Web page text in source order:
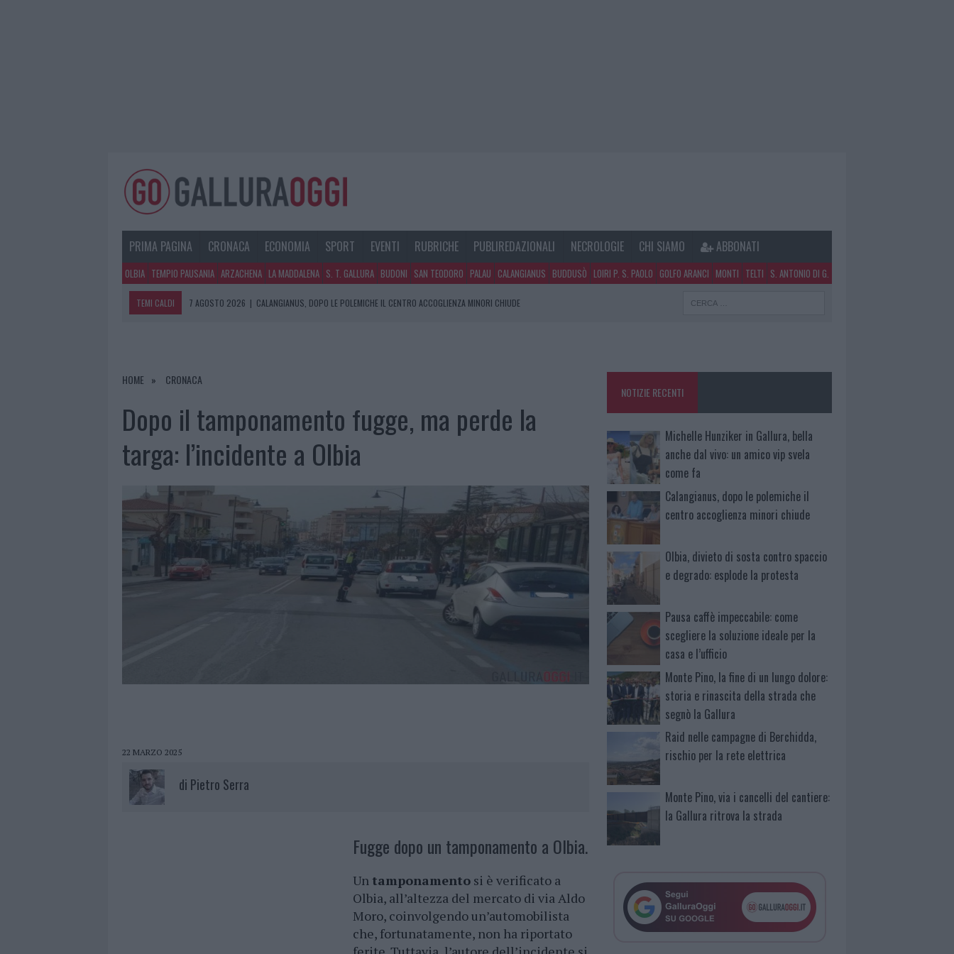
PRIMA PAGINA CRONACA ECONOMIA SPORT EVENTI RUBRICHE PUBLIREDAZIONALI NECROLOGIE CHI SIAMO ABBONATI
OLBIA TEMPIO PAUSANIA ARZACHENA LA MADDALENA S. T. GALLURA BUDONI SAN TEODORO PALAU CALANGIANUS BUDDUSÒ LOIRI P. S. PAOLO GOLFO ARANCI MONTI TELTI S. ANTONIO DI G.
TEMI CALDI 7 AGOSTO 2026 | CALANGIANUS, DOPO LE POLEMICHE IL CENTRO ACCOGLIENZA MINORI CHIUDE
7 AGOSTO 2026
|
HOME CRONACA
Dopo il tamponamento fugge, ma perde la
targa: l’incidente a Olbia
22 MARZO 2025
di Pietro Serra
Fugge dopo un tamponamento a Olbia.
Un tamponamento si è verificato a
Olbia, all’altezza del mercato di via Aldo
Moro, coinvolgendo un’automobilista
che, fortunatamente, non ha riportato
NOTIZIE RECENTI
Michelle Hunziker in Gallura, bella
anche dal vivo: un amico vip svela
come fa
Calangianus, dopo le polemiche il
centro accoglienza minori chiude
Olbia, divieto di sosta contro spaccio
e degrado: esplode la protesta
Pausa caffè impeccabile: come
scegliere la soluzione ideale per la
casa e l’ufficio
Monte Pino, la fine di un lungo dolore:
storia e rinascita della strada che
segnò la Gallura
Raid nelle campagne di Berchidda,
rischio per la rete elettrica
Monte Pino, via i cancelli del cantiere:
la Gallura ritrova la strada